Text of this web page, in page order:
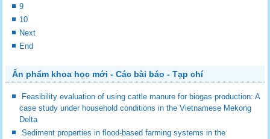
9
10
Next
End
Ấn phẩm khoa học mới - Các bài báo - Tạp chí
Feasibility evaluation of using cattle manure for biogas production: A
case study under household conditions in the Vietnamese Mekong
Delta
Sediment properties in flood-based farming systems in the